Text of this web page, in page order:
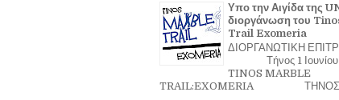
Υπο την Αιγίδα της
διοργάνωση του
Trail Exomeria
ΔΙΟΡΓΑΝΩΤΙΚΗ
Τήνος 1 Ιουνίου
TINOS MARBLE
TRAIL:EXOMERIA ΤΗΝΟΣ,